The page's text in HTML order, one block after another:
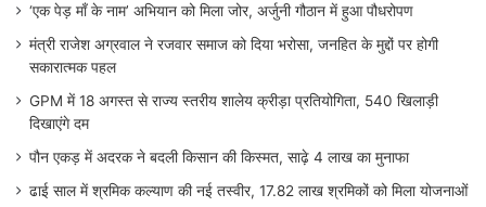
‘एक पेड़ माँ के नाम’ अभियान को मिला जोर, अर्जुनी गौठान में हुआ पौधरोपण
मंत्री राजेश अग्रवाल ने रजवार समाज को दिया भरोसा, जनहित के मुद्दों पर होगी
सकारात्मक पहल
GPM में 18 अगस्त से राज्य स्तरीय शालेय क्रीड़ा प्रतियोगिता, 540 खिलाड़ी
दिखाएंगे दम
पौन एकड़ में अदरक ने बदली किसान की किस्मत, साढ़े 4 लाख का मुनाफा
ढाई साल में श्रमिक कल्याण की नई तस्वीर, 17.82 लाख श्रमिकों को मिला योजनाओं